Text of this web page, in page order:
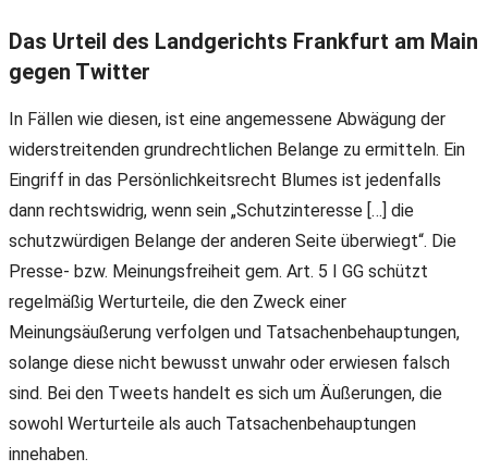
Das Urteil des Landgerichts Frankfurt am Main
gegen Twitter
In Fällen wie diesen, ist eine angemessene Abwägung der
widerstreitenden grundrechtlichen Belange zu ermitteln. Ein
Eingriff in das Persönlichkeitsrecht Blumes ist jedenfalls
dann rechtswidrig, wenn sein „Schutzinteresse […] die
schutzwürdigen Belange der anderen Seite überwiegt“. Die
Presse- bzw. Meinungsfreiheit gem. Art. 5 I GG schützt
regelmäßig Werturteile, die den Zweck einer
Meinungsäußerung verfolgen und Tatsachenbehauptungen,
solange diese nicht bewusst unwahr oder erwiesen falsch
sind. Bei den Tweets handelt es sich um Äußerungen, die
sowohl Werturteile als auch Tatsachenbehauptungen
innehaben.